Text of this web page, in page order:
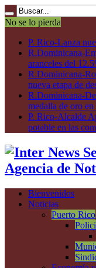
No se lo pierda
P. Rico-Lanza
R.Dominicana-
aranceles del
R.Dominicana-
nueva etapa de
R.Dominicana-
medalla de oro
P. Rico-Alcalde
potable en las
Agencia de
Bienvenidos
Noticias
Puerto Rico